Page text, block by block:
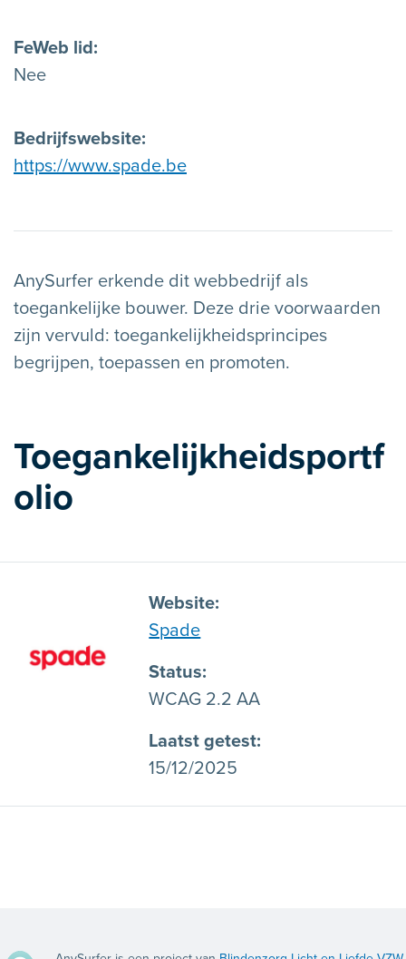
FeWeb lid
Nee
Bedrijfswebsite
https://www.spade.be
AnySurfer erkende dit webbedrijf als
toegankelijke bouwer. Deze drie voorwaarden
zijn vervuld: toegankelijkheidsprincipes
begrijpen, toepassen en promoten.
Toegankelijkheidsportf
olio
Website
Spade
Status
WCAG 2.2 AA
Laatst getest
15/12/2025